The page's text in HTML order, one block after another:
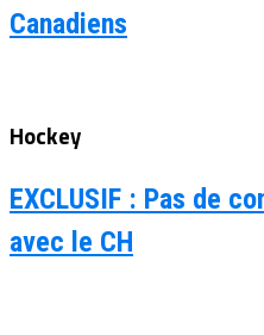
Canadiens
Hockey
EXCLUSIF : Pas de
avec le CH